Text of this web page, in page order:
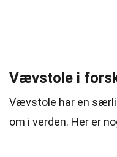
Vævstole i
Vævstole har en
om i verden. Her er